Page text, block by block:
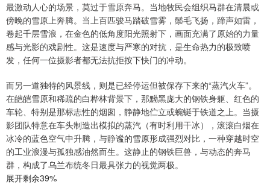
最激动人心的场景，莫过于雪原奔马。当地牧民会组织马群在清晨或
傍晚的雪原上奔腾。当上百匹骏马踏破雪雾，鬃毛飞扬，蹄声如雷，
卷起千层雪浪，在金色的低角度阳光照射下，画面充满了原始的力量
感与光影的戏剧性。这是速度与严寒的对抗，是生命热力的极致喷
发，任何一位摄影者都无法抗拒按下快门的冲动。
而另一道独特的风景线，则是已经停运但被保存下来的“蒸汽火车”。
在皑皑雪原和稀疏的白桦林背景下，那黝黑庞大的钢铁身躯、红色的
车轮、特别是那标志性的烟囱，静静地伫立或蜿蜒于铁道之上。当摄
影团队特意在车头制造出模拟的蒸汽（有时利用干冰），滚滚白烟在
冰冷的蓝色空气中升腾，与静谧的雪原形成强烈对比，一种穿越时空
的工业浪漫与孤独感油然而生。这静止的钢铁巨兽，与动态的奔马
群，构成了乌兰布统冬日最具张力的视觉两极。
展开剩余39%